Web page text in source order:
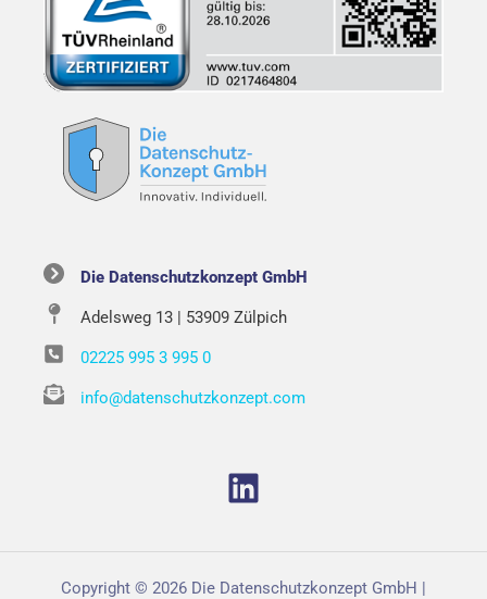
Die Datenschutzkonzept GmbH
Adelsweg 13 | 53909 Zülpich
02225 995 3 995 0
info@datenschutzkonzept.com
LinkedIn
Copyright © 2026 Die Datenschutzkonzept GmbH |